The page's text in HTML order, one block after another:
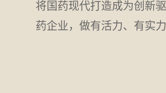
将国药现代打造成为创新
药企业，做有活力、有实